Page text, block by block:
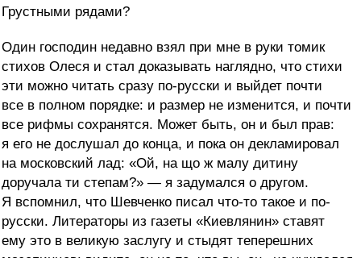
Грустными рядами?
Один господин недавно взял при мне в руки томик
стихов Олеся и стал доказывать наглядно, что стихи
эти можно читать сразу по-русски и выйдет почти
все в полном порядке: и размер не изменится, и почти
все рифмы сохранятся. Может быть, он и был прав:
я его не дослушал до конца, и пока он декламировал
на московский лад: «Ой, на що ж малу дитину
доручала ти степам?» — я задумался о другом.
Я вспомнил, что Шевченко писал что-то такое и по-
русски. Литераторы из газеты «Киевлянин» ставят
ему это в великую заслугу и стыдят теперешних